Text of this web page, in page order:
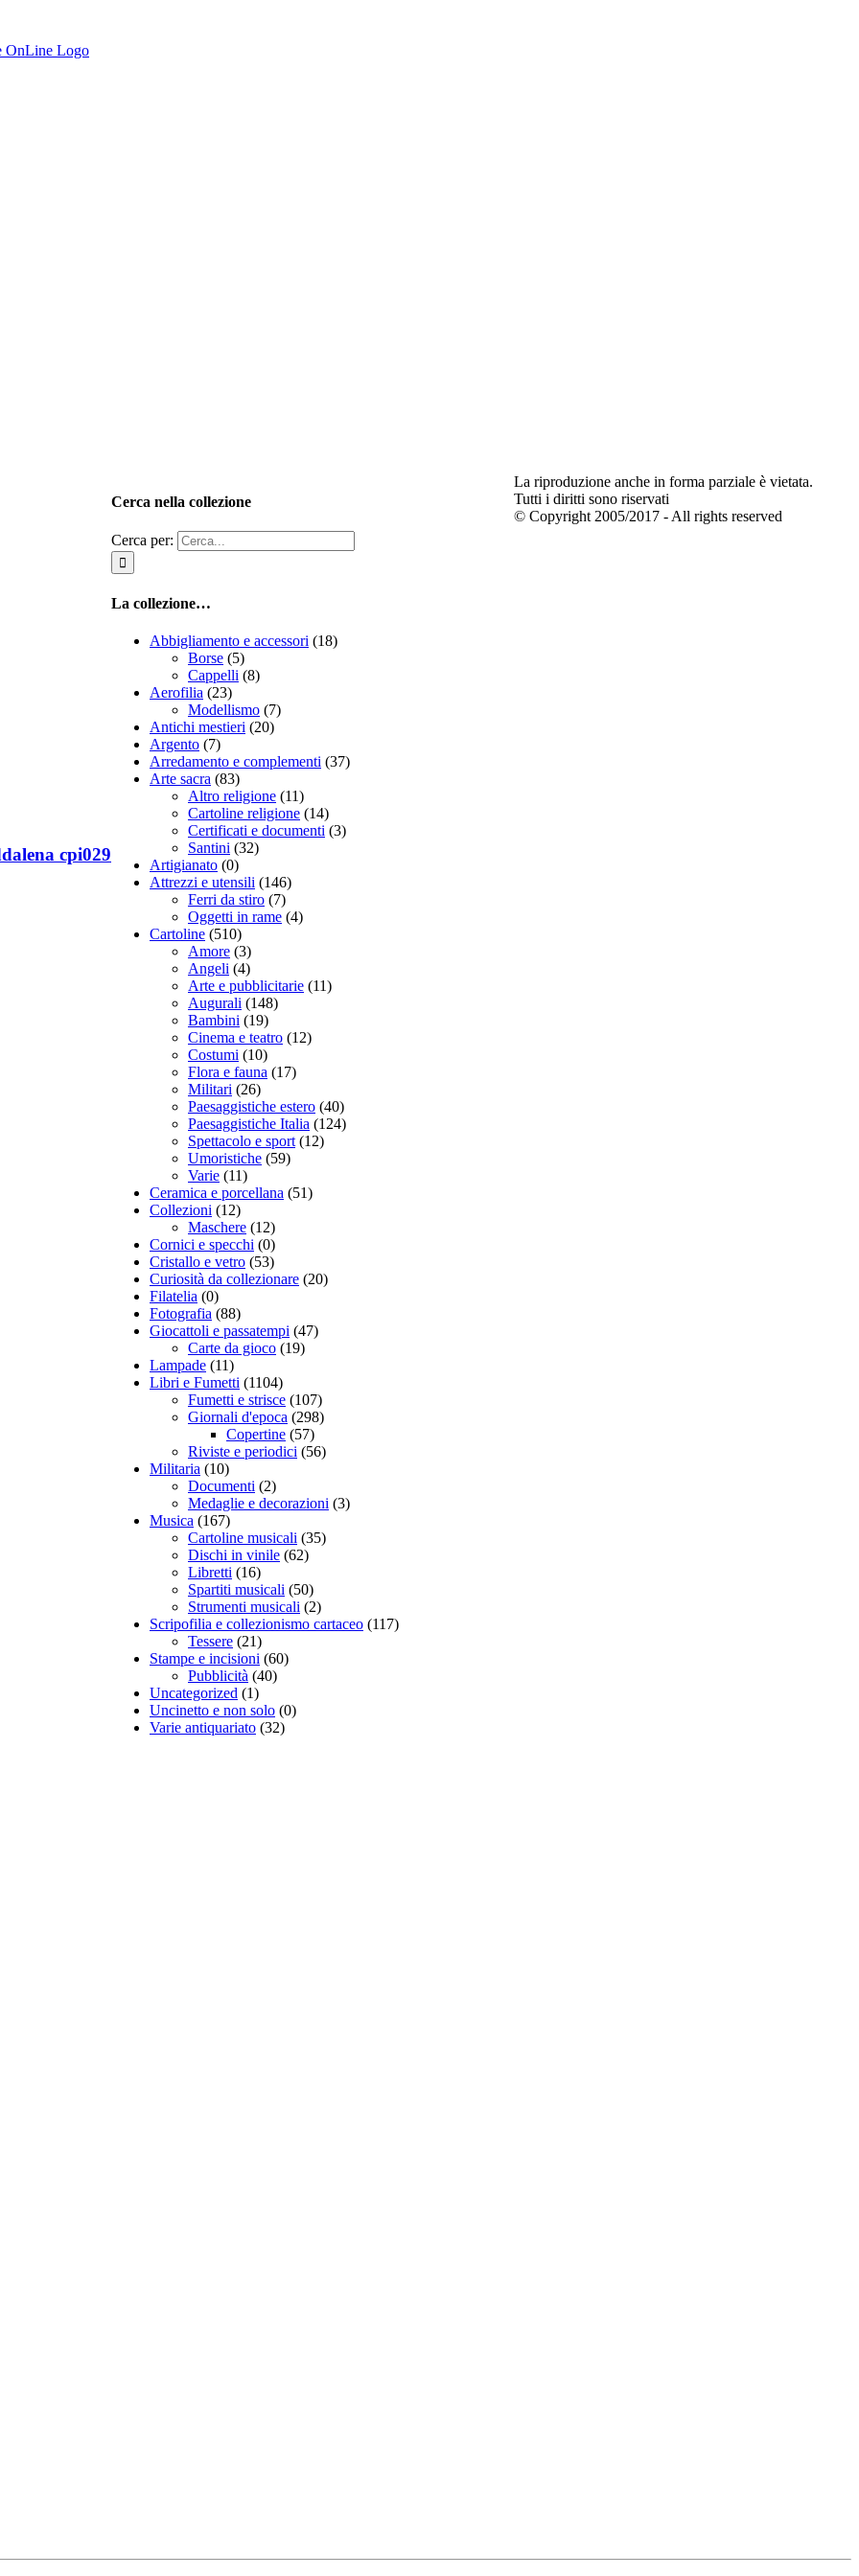
cpi029
Cerca nella collezione
Cerca per:
La collezione…
Abbigliamento e accessori (18)
Borse (5)
Cappelli (8)
Aerofilia (23)
Modellismo (7)
Antichi mestieri (20)
Argento (7)
Arredamento e complementi (37)
Arte sacra (83)
Altro religione (11)
Cartoline religione (14)
Certificati e documenti (3)
Santini (32)
Artigianato (0)
Attrezzi e utensili (146)
Ferri da stiro (7)
Oggetti in rame (4)
Cartoline (510)
Amore (3)
Angeli (4)
Arte e pubblicitarie (11)
Augurali (148)
Bambini (19)
Cinema e teatro (12)
Costumi (10)
Flora e fauna (17)
Militari (26)
Paesaggistiche estero (40)
Paesaggistiche Italia (124)
Spettacolo e sport (12)
Umoristiche (59)
Varie (11)
Ceramica e porcellana (51)
Collezioni (12)
Maschere (12)
Cornici e specchi (0)
Cristallo e vetro (53)
Curiosità da collezionare (20)
Filatelia (0)
Fotografia (88)
Giocattoli e passatempi (47)
Carte da gioco (19)
Lampade (11)
Libri e Fumetti (1104)
Fumetti e strisce (107)
Giornali d'epoca (298)
Copertine (57)
Riviste e periodici (56)
Militaria (10)
Documenti (2)
Medaglie e decorazioni (3)
Musica (167)
Cartoline musicali (35)
Dischi in vinile (62)
Libretti (16)
Spartiti musicali (50)
Strumenti musicali (2)
Scripofilia e collezionismo cartaceo (117)
Tessere (21)
Stampe e incisioni (60)
Pubblicità (40)
Uncategorized (1)
Uncinetto e non solo (0)
Varie antiquariato (32)
La riproduzione anche in forma parziale è vietata.
Tutti i diritti sono riservati
© Copyright 2005/2017 - All rights reserved